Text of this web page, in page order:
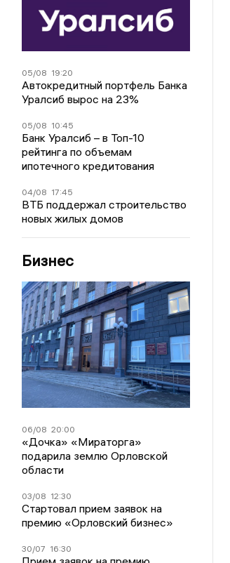
05/08 19:20
Автокредитный портфель Банка
Уралсиб вырос на 23%
05/08 10:45
Банк Уралсиб – в Топ-10
рейтинга по объемам
ипотечного кредитования
04/08 17:45
ВТБ поддержал строительство
новых жилых домов
Бизнес
06/08 20:00
«Дочка» «Мираторга»
подарила землю Орловской
области
03/08 12:30
Стартовал прием заявок на
премию «Орловский бизнес»
30/07 16:30